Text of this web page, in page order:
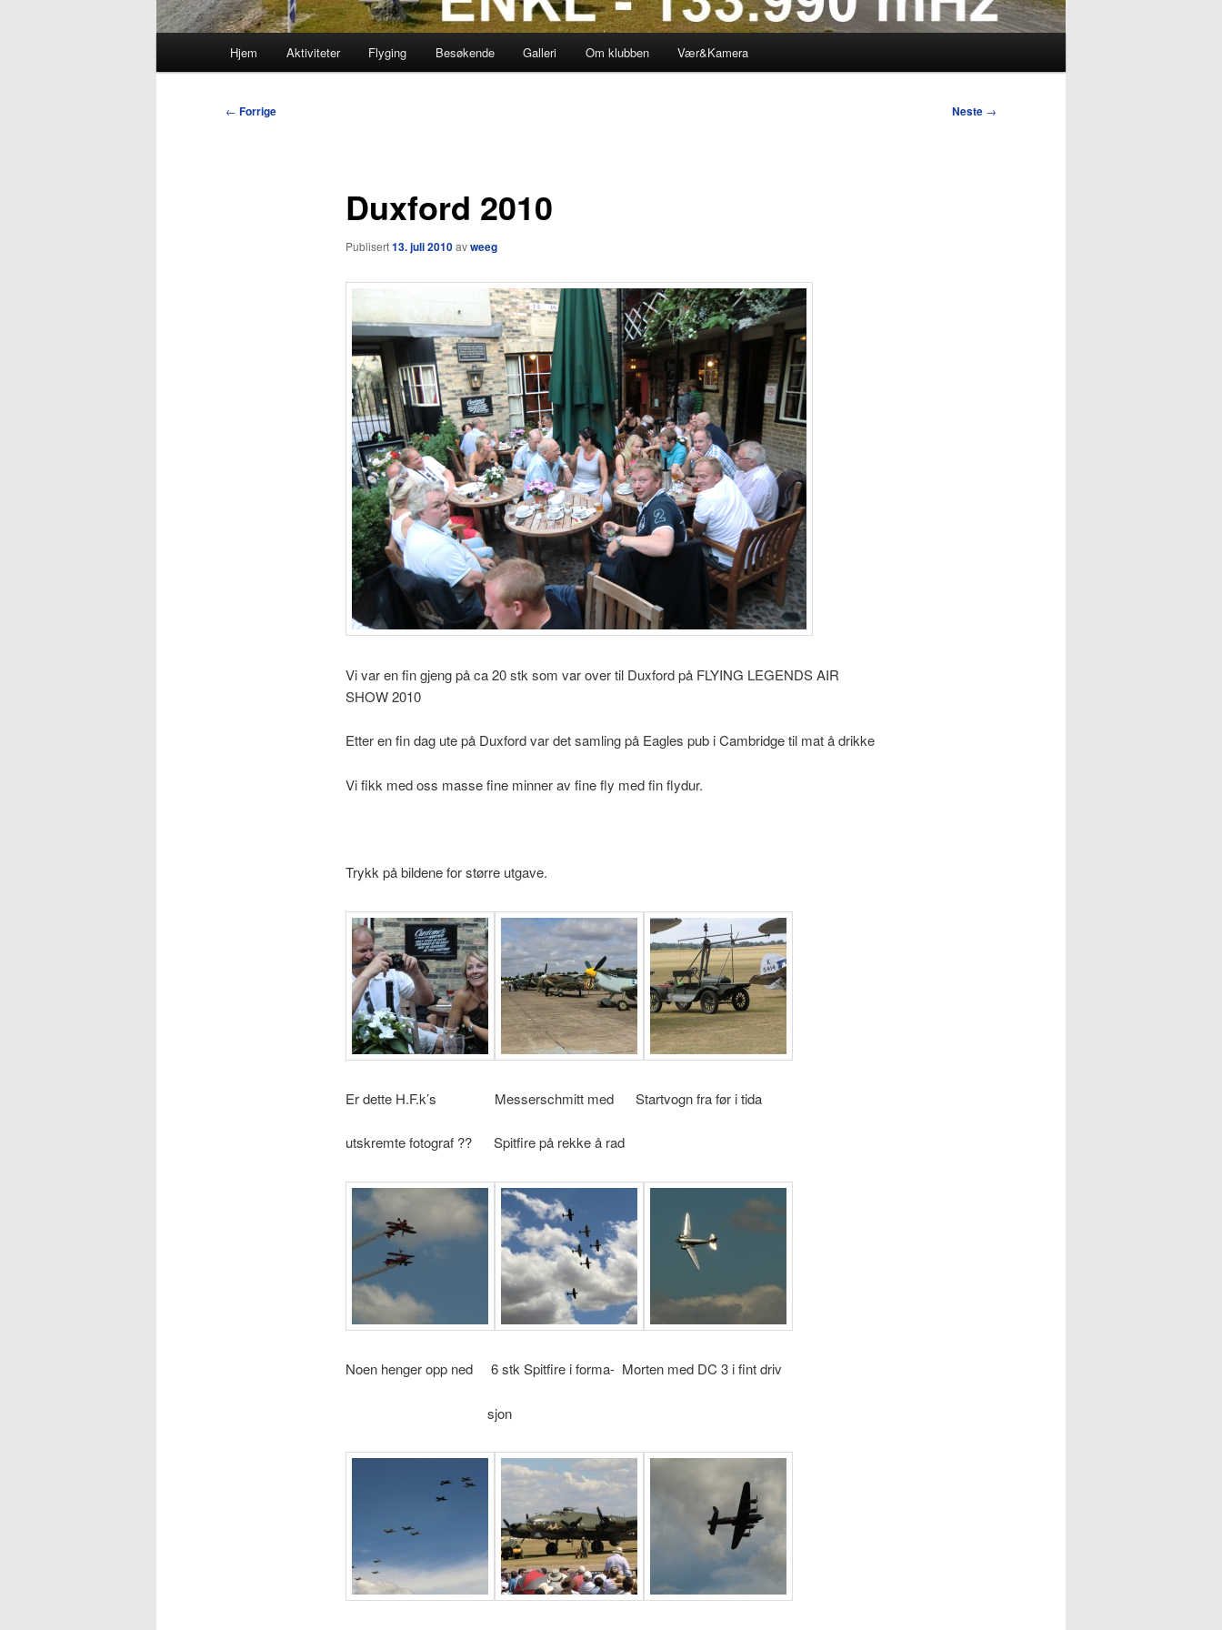
Hjem Aktiviteter Flyging Besøkende Galleri Om klubben Vær&Kamera
Innleggsnavigasjon
← Forrige Neste →
Duxford 2010
Publisert13. juli 2010avweeg
Vi var en fin gjeng på ca 20 stk som var over til Duxford på FLYING LEGENDS AIR
SHOW 2010
Etter en fin dag ute på Duxford var det samling på Eagles pub i Cambridge til mat å drikke
Vi fikk med oss masse fine minner av fine fly med fin flydur.
Trykk på bildene for større utgave.
Er dette H.F.k’s Messerschmitt med Startvogn fra før i tida
utskremte fotograf ?? Spitfire på rekke å rad
Noen henger opp ned 6 stk Spitfire i forma- Morten med DC 3 i fint driv
sjon